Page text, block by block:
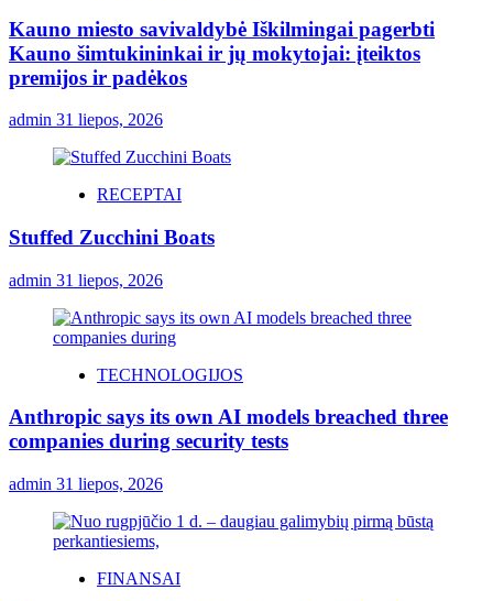
Kauno miesto savivaldybė Iškilmingai pagerbti
Kauno šimtukininkai ir jų mokytojai: įteiktos
premijos ir padėkos
admin 31 liepos, 2026
RECEPTAI
Stuffed Zucchini Boats
admin 31 liepos, 2026
TECHNOLOGIJOS
Anthropic says its own AI models breached three
companies during security tests
admin 31 liepos, 2026
FINANSAI